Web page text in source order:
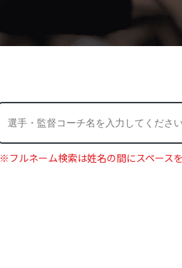
※フルネーム検索は姓名の間にスペース